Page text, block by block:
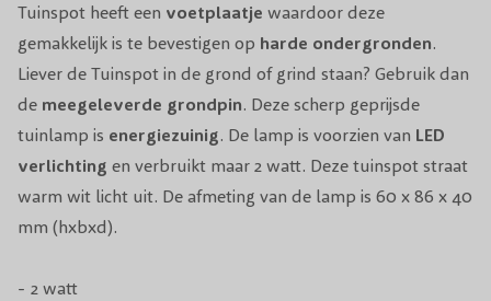
Tuinspot heeft een voetplaatje waardoor deze
gemakkelijk is te bevestigen op harde ondergronden.
Liever de Tuinspot in de grond of grind staan? Gebruik dan
de meegeleverde grondpin. Deze scherp geprijsde
tuinlamp is energiezuinig. De lamp is voorzien van LED
verlichting en verbruikt maar 2 watt. Deze tuinspot straat
warm wit licht uit. De afmeting van de lamp is 60 x 86 x 40
mm (hxbxd).
- 2 watt